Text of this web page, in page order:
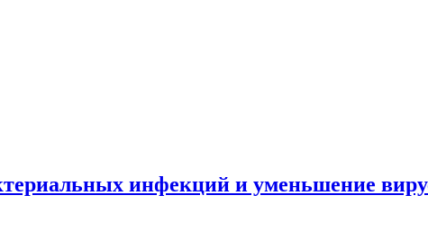
инфекций и уменьшение